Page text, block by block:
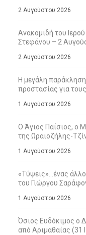
2 Αυγούστου 2026
Ανακομιδή του
Στεφάνου – 2
2 Αυγούστου 2026
Η μεγάλη
προστασίας για
1 Αυγούστου 2026
Ο Άγιος Παΐσιος, ο
της Ωραιοζήλης-
1 Αυγούστου 2026
«Τύψεις»…ένας
του Γιώργου
1 Αυγούστου 2026
Όσιος Ευδόκιμος ο
από Αριμαθαίας (31